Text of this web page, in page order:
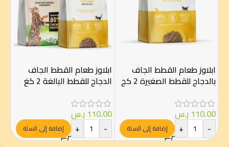
ابلاوز طعام القطط الجاف
بالدجاج للقطط الصغيرة 2 كج
110.00 ر.س
-
+ إضافة إلى السلة
ابلاوز طعام القطط الجاف
الدجاج للقطط البالغة 2 كغ
110.00 ر.س
-
+ إضافة إلى السلة